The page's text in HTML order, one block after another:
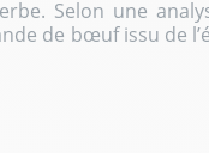
Selon une
de bœuf issu de